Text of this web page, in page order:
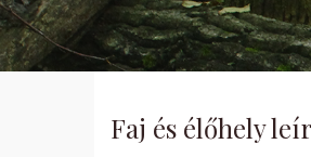
Faj és élőhely